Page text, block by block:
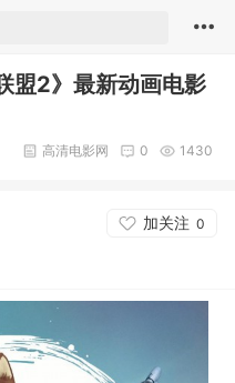
盟2》最新动画电影
1430
0
高清电影网
加关注 0